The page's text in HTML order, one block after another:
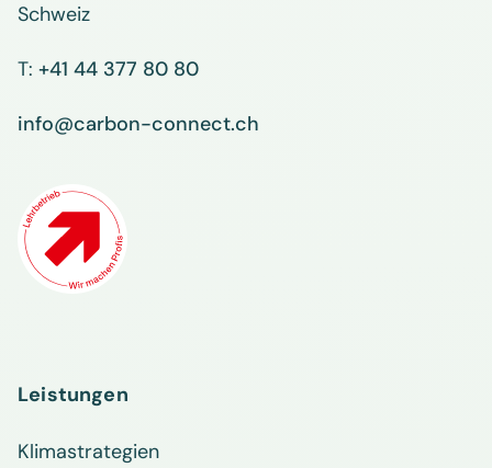
Schweiz
T: +41 44 377 80 80
info@carbon-connect.ch
Leistungen
Klimastrategien